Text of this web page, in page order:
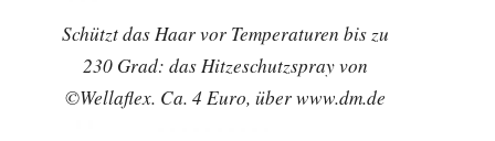
Schützt das Haar vor Temperaturen bis zu
230 Grad: das Hitzeschutzspray von
©Wellaflex. Ca. 4 Euro, über www.dm.de